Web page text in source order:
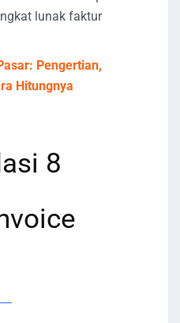
lunak faktur
Pengertian,
Hitungnya
8